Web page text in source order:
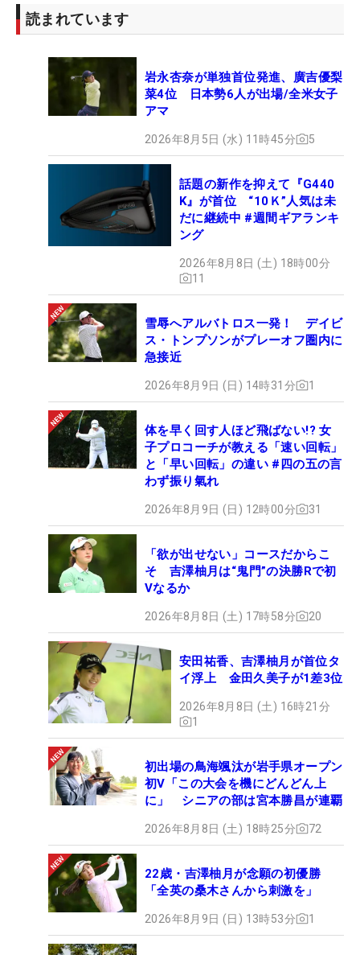
読まれています
岩永杏奈が単独首位発進、廣吉優梨
菜4位 日本勢6人が出場/全米女子
アマ
2026年8月5日 (水) 11時45分 5
話題の新作を抑えて『G440
K』が首位 “10Ｋ”人気は未
だに継続中 #週間ギアランキ
ング
2026年8月8日 (土) 18時00分
11
雪辱へアルバトロス一発！ デイビ
ス・トンプソンがプレーオフ圏内に
急接近
2026年8月9日 (日) 14時31分 1
体を早く回す人ほど飛ばない!? 女
子プロコーチが教える「速い回転」
と「早い回転」の違い #四の五の言
わず振り氣れ
2026年8月9日 (日) 12時00分 31
「欲が出せない」コースだからこ
そ 吉澤柚月は“鬼門”の決勝Rで初
Vなるか
2026年8月8日 (土) 17時58分 20
安田祐香、吉澤柚月が首位タ
イ浮上 金田久美子が1差3位
2026年8月8日 (土) 16時21分
1
初出場の鳥海颯汰が岩手県オープン
初V「この大会を機にどんどん上
に」 シニアの部は宮本勝昌が連覇
2026年8月8日 (土) 18時25分 72
22歳・吉澤柚月が念願の初優勝
「全英の桑木さんから刺激を」
2026年8月9日 (日) 13時53分 1